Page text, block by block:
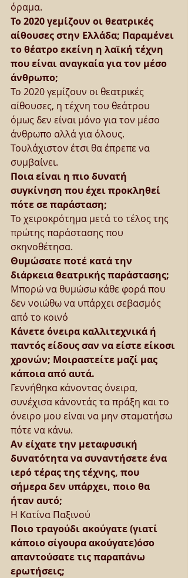
όραμα.
Το 2020 γεμίζουν οι θεατρικές
αίθουσες στην Ελλάδα; Παραμένει
το θέατρο εκείνη η λαϊκή τέχνη
που είναι αναγκαία για τον μέσο
άνθρωπο;
Το 2020 γεμίζουν οι θεατρικές
αίθουσες, η τέχνη του θεάτρου
όμως δεν είναι μόνο για τον μέσο
άνθρωπο αλλά για όλους.
Τουλάχιστον έτσι θα έπρεπε να
συμβαίνει.
Ποια είναι η πιο δυνατή
συγκίνηση που έχει προκληθεί
πότε σε παράσταση;
Το χειροκρότημα μετά το τέλος της
πρώτης παράστασης που
σκηνοθέτησα.
Θυμώσατε ποτέ κατά την
διάρκεια θεατρικής παράστασης;
Μπορώ να θυμώσω κάθε φορά που
δεν νοιώθω να υπάρχει σεβασμός
από το κοινό
Κάνετε όνειρα καλλιτεχνικά ή
παντός είδους σαν να είστε είκοσι
χρονών; Μοιραστείτε μαζί μας
κάποια από αυτά.
Γεννήθηκα κάνοντας όνειρα,
συνέχισα κάνοντάς τα πράξη και το
όνειρο μου είναι να μην σταματήσω
πότε να κάνω.
Αν είχατε την μεταφυσική
δυνατότητα να συναντήσετε ένα
ιερό τέρας της τέχνης, που
σήμερα δεν υπάρχει, ποιο θα
ήταν αυτό;
Η Κατίνα Παξινού
Ποιο τραγούδι ακούγατε (γιατί
κάποιο σίγουρα ακούγατε)όσο
απαντούσατε τις παραπάνω
ερωτήσεις;